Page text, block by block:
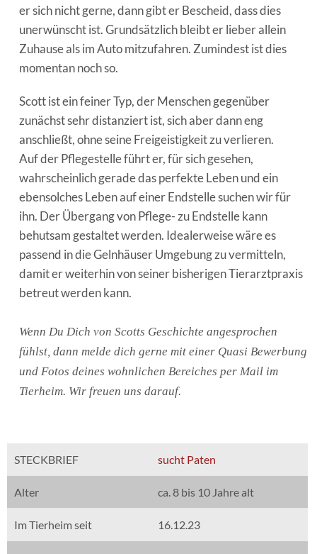
er sich nicht gerne, dann gibt er Bescheid, dass dies
unerwünscht ist. Grundsätzlich bleibt er lieber allein
Zuhause als im Auto mitzufahren. Zumindest ist dies
momentan noch so.
Scott ist ein feiner Typ, der Menschen gegenüber
zunächst sehr distanziert ist, sich aber dann eng
anschließt, ohne seine Freigeistigkeit zu verlieren.
Auf der Pflegestelle führt er, für sich gesehen,
wahrscheinlich gerade das perfekte Leben und ein
ebensolches Leben auf einer Endstelle suchen wir für
ihn. Der Übergang von Pflege- zu Endstelle kann
behutsam gestaltet werden. Idealerweise wäre es
passend in die Gelnhäuser Umgebung zu vermitteln,
damit er weiterhin von seiner bisherigen Tierarztpraxis
betreut werden kann.
Wenn Du Dich von Scotts Geschichte angesprochen
fühlst, dann melde dich gerne mit einer Quasi Bewerbung
und Fotos deines wohnlichen Bereiches per Mail im
Tierheim. Wir freuen uns darauf.
STECKBRIEF sucht Paten
Alter ca. 8 bis 10 Jahre alt
Im Tierheim seit 16.12.23